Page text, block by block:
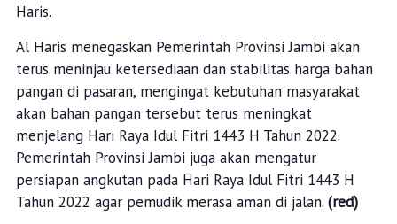
Haris.
Al Haris menegaskan Pemerintah Provinsi Jambi akan
terus meninjau ketersediaan dan stabilitas harga bahan
pangan di pasaran, mengingat kebutuhan masyarakat
akan bahan pangan tersebut terus meningkat
menjelang Hari Raya Idul Fitri 1443 H Tahun 2022.
Pemerintah Provinsi Jambi juga akan mengatur
persiapan angkutan pada Hari Raya Idul Fitri 1443 H
Tahun 2022 agar pemudik merasa aman di jalan. (red)